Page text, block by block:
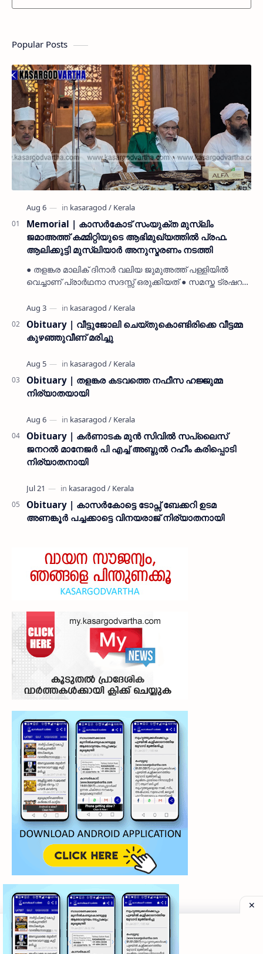
Popular Posts
Memorial | കാസർകോട് സംയുക്ത മുസ്ലിം
ജമാഅത്ത് കമ്മിറ്റിയുടെ ആഭിമുഖ്യത്തിൽ പ്രഫ.
ആലിക്കുട്ടി മുസ്ലിയാർ അനുസ്മരണം നടത്തി
● തളങ്കര മാലിക് ദിനാർ വലിയ ജുമുഅത്ത് പള്ളിയിൽ
വെച്ചാണ് പ്രാർഥനാ സദസ്സ് ഒരുക്കിയത് ● സമസ്ത ട്രഷറർ
നൽകി കാസ…
Obituary | വീട്ടുജോലി ചെയ്തുകൊണ്ടിരിക്കെ വീട്ടമ്മ
കുഴഞ്ഞുവീണ് മരിച്ചു
Obituary | തളങ്കര കടവത്തെ നഫീസ ഹജ്ജുമ്മ
നിര്യാതയായി
Obituary | കർണാടക മുൻ സിവില്‍ സപ്ലൈസ്
ജനറൽ മാനേജർ പി എച്ച് അബ്ദുൽ റഹീം കരിപ്പൊടി
നിര്യാതനായി
Obituary | കാസർകോട്ടെ ടോപ്സ് ബേക്കറി ഉടമ
അണങ്കൂർ പച്ചക്കാട്ടെ വിനയരാജ് നിര്യാതനായി